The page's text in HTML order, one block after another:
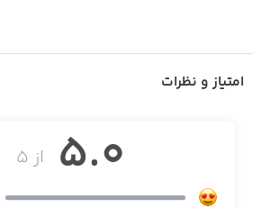
امتیاز و نظرات
از ۵ 5.0